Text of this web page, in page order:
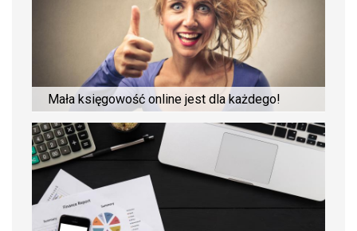
Mała księgowość online jest dla każdego!